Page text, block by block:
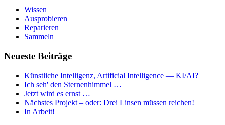
Wissen
Ausprobieren
Reparieren
Sammeln
Neueste Beiträge
Künstliche Intelligenz, Artificial Intelligence — KI/AI?
Ich seh' den Sternenhimmel …
Jetzt wird es ernst …
Nächstes Projekt – oder: Drei Linsen müssen reichen!
In Arbeit!